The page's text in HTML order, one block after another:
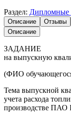
Раздел: Дипломные
Описание Отзывы
Описание
ЗАДАНИЕ
на выпускную
(ФИО
Тема выпускной
учета расхода
производстве ПАО